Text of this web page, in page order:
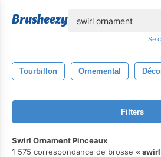
Se
Tourbillon Ornemental
Filters
Swirl Ornament Pinceaux
1 575 correspondance de brosse